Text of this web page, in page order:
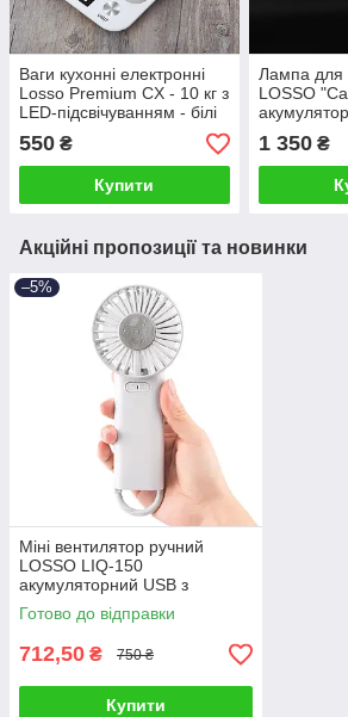
Ваги кухонні електронні
Losso Premium CX - 10 кг з
LED-підсвічуванням - білі
550 ₴
Купити
Лампа для
LOSSO
білий
1 350₴
Акційні пропозиції та новинки
–5%
Міні вентилятор ручний
LOSSO LIQ-150
акумуляторний USB з
охолоджувальним металевим
елементом
Готово до відправки
712,50 ₴ 750 ₴
Купити